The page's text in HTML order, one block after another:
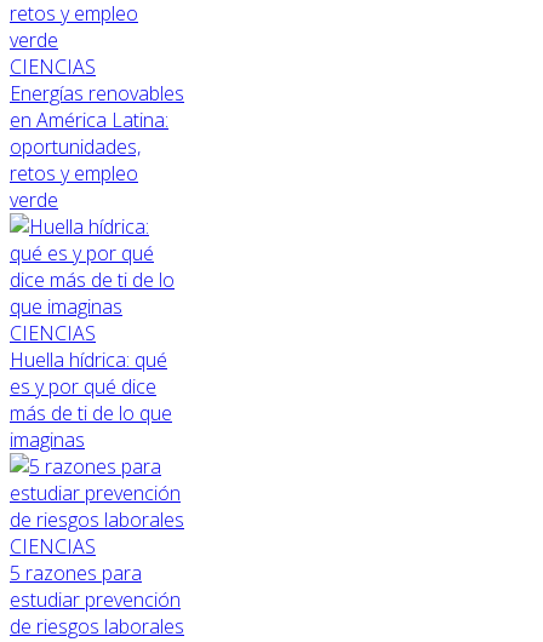
CIENCIAS
Energías renovables
en América Latina:
oportunidades,
retos y empleo
verde
CIENCIAS
Huella hídrica: qué
es y por qué dice
más de ti de lo que
imaginas
CIENCIAS
5 razones para
estudiar prevención
de riesgos laborales